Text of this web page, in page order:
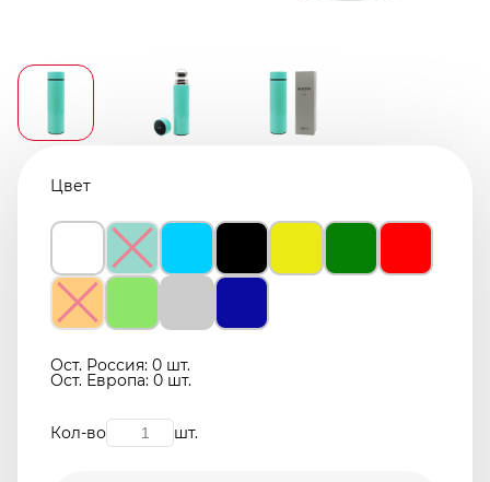
Цвет
Ост. Россия: 0 шт.
Ост. Европа: 0 шт.
Кол-во шт.